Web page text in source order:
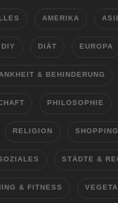
AMERIKA
DIY DIÄT EUROPA
& BEHINDERUNG
PHILOSOPHIE
RELIGION SHOPPING
STÄDTE &
& FITNESS